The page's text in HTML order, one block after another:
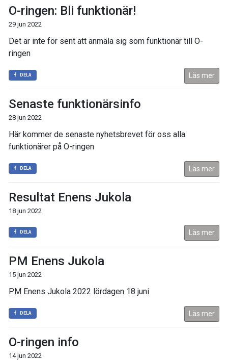
O-ringen: Bli funktionär!
29 jun 2022
Det är inte för sent att anmäla sig som funktionär till O-
ringen
DELA Läs mer
Senaste funktionärsinfo
28 jun 2022
Här kommer de senaste nyhetsbrevet för oss alla
funktionärer på O-ringen
DELA Läs mer
Resultat Enens Jukola
18 jun 2022
DELA Läs mer
PM Enens Jukola
15 jun 2022
PM Enens Jukola 2022 lördagen 18 juni
DELA Läs mer
O-ringen info
14 jun 2022